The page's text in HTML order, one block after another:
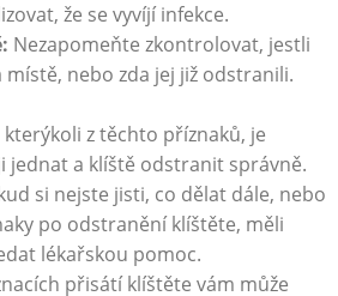
že se vyvíjí infekce.
Nezapomeňte zkontrolovat, jestli
místě, nebo zda jej již odstranili.
kterýkoli z těchto příznaků, je
jednat a klíště odstranit správně.
si nejste jisti, co dělat dále, nebo
po odstranění klíštěte, měli
lékařskou pomoc.
přisátí klíštěte vám může